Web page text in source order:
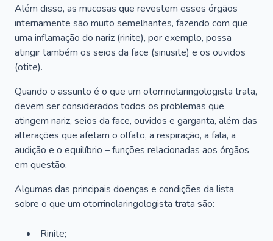
Além disso, as mucosas que revestem esses órgãos
internamente são muito semelhantes, fazendo com que
uma inflamação do nariz (rinite), por exemplo, possa
atingir também os seios da face (sinusite) e os ouvidos
(otite).
Quando o assunto é o que um otorrinolaringologista trata,
devem ser considerados todos os problemas que
atingem nariz, seios da face, ouvidos e garganta, além das
alterações que afetam o olfato, a respiração, a fala, a
audição e o equilíbrio – funções relacionadas aos órgãos
em questão.
Algumas das principais doenças e condições da lista
sobre o que um otorrinolaringologista trata são:
Rinite;